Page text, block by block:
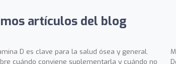
artículos del blog
D es clave para la salud ósea y general.
cuándo conviene suplementarla y cuándo no